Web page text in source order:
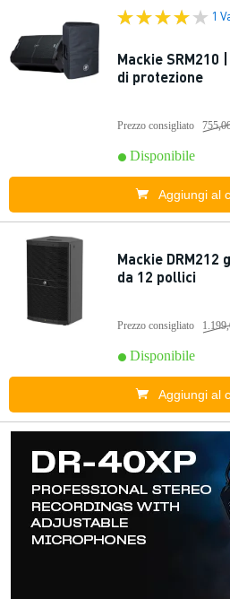
1
Mackie SRM210
di protezione
Prezzo consigliato
Disponibile
Aggiungi al
Mackie
da 12 pollici
Prezzo consigliato
Disponibile
Aggiungi al